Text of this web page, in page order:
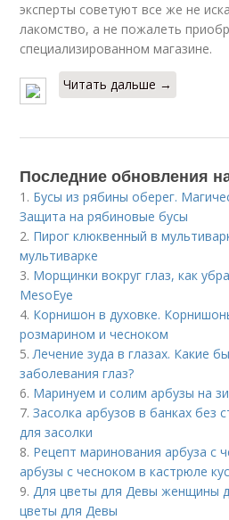
эксперты советуют все же не
лакомство, а не пожалеть
специализированном магазине.
Читать дальше →
Последние обновления
1. Бусы из рябины оберег.
Защита на рябиновые бусы
2. Пирог клюквенный в
мультиварке
3. Морщинки вокруг глаз, как
MesoEye
4. Корнишон в духовке.
розмарином и чесноком
5.Лечение зуда в глазах. Какие
заболевания глаз?
6. Маринуем и солим арбузы на
7.Засолка арбузов в банках без
для засолки
8. Рецепт маринования арбуза с
арбузы с чесноком в кастрюле
9.Для цветы для Девы женщины
цветы для Девы